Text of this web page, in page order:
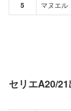
5 マヌエル
セリエA20/